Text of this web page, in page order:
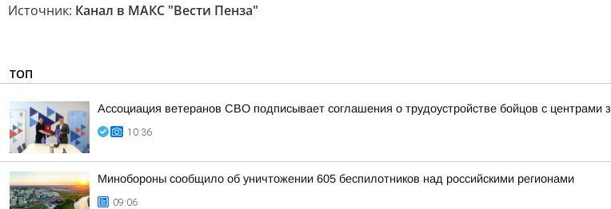
Источник: Канал в МАКС "Вести Пенза"
ТОП
Ассоциация ветеранов СВО подписывает соглашения о трудоустройстве бойцов с центрами
10:36
Минобороны сообщило об уничтожении 605 беспилотников над российскими регионами
09:06